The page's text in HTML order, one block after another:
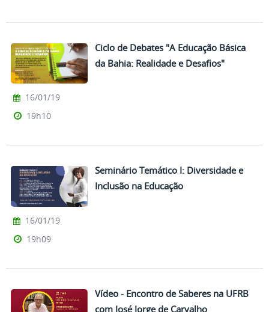
Ciclo de Debates "A Educação Básica
da Bahia: Realidade e Desafios"
16/01/19
19h10
Seminário Temático I: Diversidade e
Inclusão na Educação
16/01/19
19h09
Vídeo - Encontro de Saberes na UFRB
com José Jorge de Carvalho